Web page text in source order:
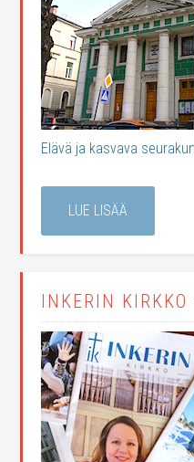
Elävä ja kasvava
LUE LISÄÄ
INKERIN KIRKKO